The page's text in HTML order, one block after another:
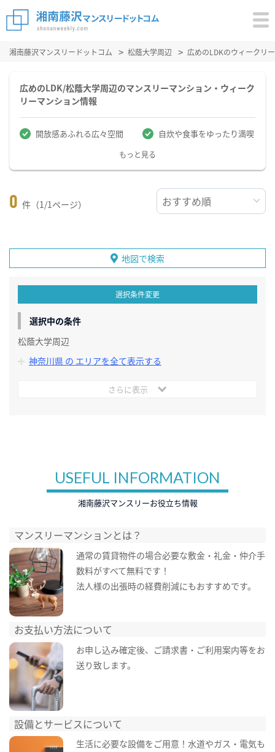
湘南藤沢マンスリードットコム 松蔭大学周辺 広めのLDKのウィークリ
広めのLDK/松蔭大学周辺のマンスリーマンション・ウィーク
リーマンション情報
開放感あふれる広々空間 自炊や食事をゆったり満喫
もっと見る
0 件（1/1ページ）
地図で検索
選択条件変更
選択中の条件
松蔭大学周辺
神奈川県 の エリアを全て表示する
さらに表示
USEFUL INFORMATION
湘南藤沢マンスリーお役立ち情報
マンスリーマンションとは？
通常の賃貸物件の場合必要な敷金・礼金・仲介手
数料がすべて無料です！
法人様の出張時の経費削減にもおすすめです。
お支払い方法について
お申し込み確定後、ご請求書・ご利用案内等をお
送り致します。
設備とサービスについて
生活に必要な設備をご用意！水道やガス・電気も